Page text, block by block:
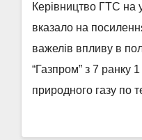
Керівництво ГТС на
вказало на
важелів впливу в
“Газпром” з 7 ранку
природного газу по